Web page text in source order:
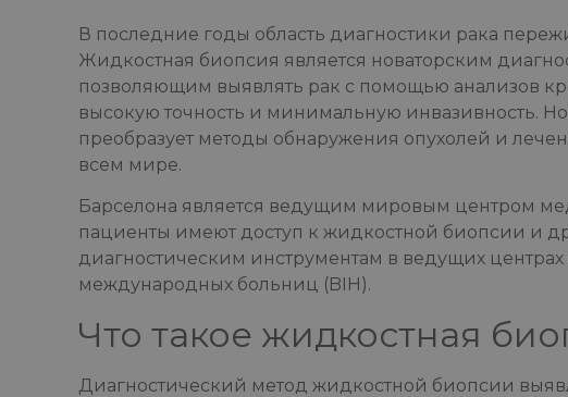
В последние годы область диагностики рака
Жидкостная биопсия является новаторским
позволяющим выявлять рак с помощью анализов
высокую точность и минимальную инвазивность.
преобразует методы обнаружения опухолей и
всем мире.
Барселона является ведущим мировым центром
пациенты имеют доступ к жидкостной биопсии и
диагностическим инструментам в ведущих центрах
международных больниц (BIH).
Что такое жидкостная
Диагностический метод жидкостной биопсии